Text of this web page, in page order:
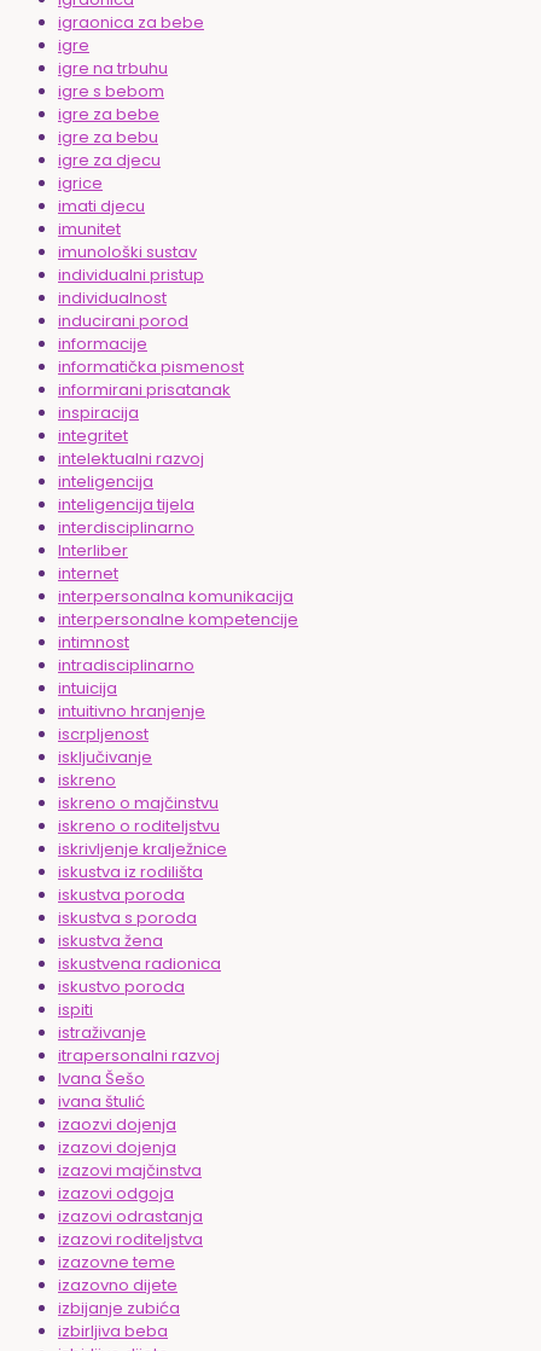
igraonica za bebe
igre
igre na trbuhu
igre s bebom
igre za bebe
igre za bebu
igre za djecu
igrice
imati djecu
imunitet
imunološki sustav
individualni pristup
individualnost
inducirani porod
informacije
informatička pismenost
informirani prisatanak
inspiracija
integritet
intelektualni razvoj
inteligencija
inteligencija tijela
interdisciplinarno
Interliber
internet
interpersonalna komunikacija
interpersonalne kompetencije
intimnost
intradisciplinarno
intuicija
intuitivno hranjenje
iscrpljenost
isključivanje
iskreno
iskreno o majčinstvu
iskreno o roditeljstvu
iskrivljenje kralježnice
iskustva iz rodilišta
iskustva poroda
iskustva s poroda
iskustva žena
iskustvena radionica
iskustvo poroda
ispiti
istraživanje
itrapersonalni razvoj
Ivana Šešo
ivana štulić
izaozvi dojenja
izazovi dojenja
izazovi majčinstva
izazovi odgoja
izazovi odrastanja
izazovi roditeljstva
izazovne teme
izazovno dijete
izbijanje zubića
izbirljiva beba